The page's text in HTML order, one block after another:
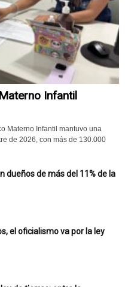
Infantil
Materno Infantil mantuvo una
de 2026, con más de 130.000
dueños de más del 11% de la
el oficialismo va por la ley